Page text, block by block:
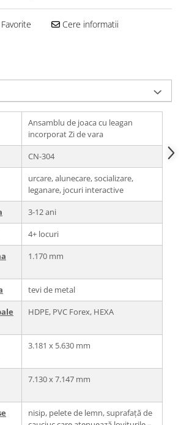
Cere informatii
Ansamblu de joaca cu leagan
incorporat Zi de vara
CN-304
urcare, alunecare, socializare,
leganare, jocuri interactive
3-12 ani
4+ locuri
1.170 mm
tevi de metal
HDPE, PVC Forex, HEXA
3.181 x 5.630 mm
7.130 x 7.147 mm
nisip, pelete de lemn, suprafață de